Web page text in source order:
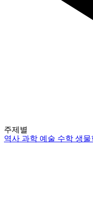
주제별
역사과학 예술 수학생물